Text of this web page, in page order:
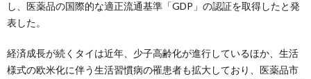
し、医薬品の国際的な適正流通基準「GDP」の認証を取得したと発
表した。
経済成長が続くタイは近年、少子高齢化が進行しているほか、生活
様式の欧米化に伴う生活習慣病の罹患者も拡大しており、医薬品市